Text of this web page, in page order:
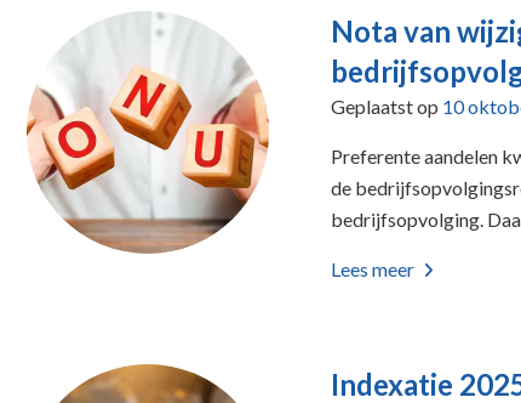
Nota van
Geplaatst op 10
Preferente aandelen
de
bedrijfsopvolging.
Lees meer
Indexatie